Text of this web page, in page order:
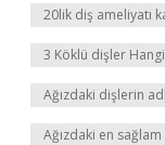
20lik diş ameliyatı
3 Köklü dişler
Ağızdaki dişlerin
Ağızdaki en